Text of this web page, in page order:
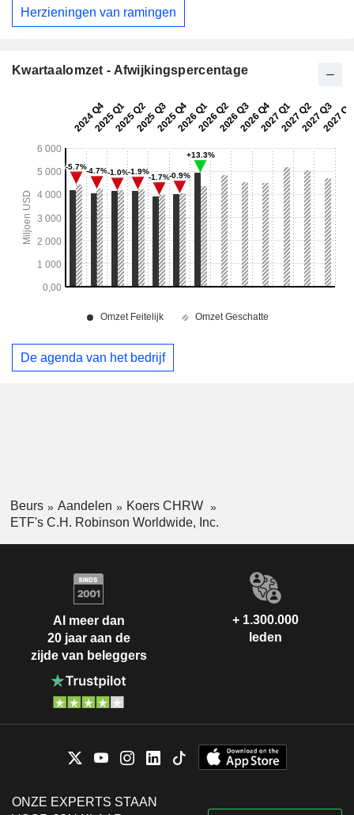
Herzieningen van ramingen
Kwartaalomzet - Afwijkingspercentage
De agenda van het bedrijf
Beurs Aandelen
Koers CHRW
ETF's C.H. Robinson Worldwide, Inc.
Al meer dan
20 jaar aan de
zijde van beleggers
+ 1.300.000
leden
ONZE EXPERTS STAAN